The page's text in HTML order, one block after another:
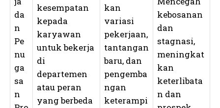
da
n
Pe
nu
ga
sa
n
kesempatan
kepada
karyawan
untuk bekerja
di
departemen
atau peran
yang berbeda
kan
variasi
pekerjaan,
tantangan
baru, dan
pengemba
ngan
keterampi
kebosanan
dan
stagnasi,
meningkat
kan
keterlibata
n dan